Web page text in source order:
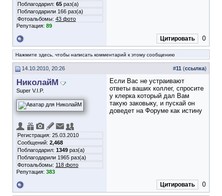
Поблагодарил: 65 раз(а)
Поблагодарили 166 раз(а)
Фотоальбомы: 43 фото
Репутация: 89
Цитировать 0
Нажмите здесь, чтобы написать комментарий к этому сообщению
14.10.2010, 20:26 #11 (ссылка)
НиколайМ
Super V.I.P.
Регистрация: 25.03.2010
Сообщений: 2,468
Поблагодарил: 1349 раз(а)
Поблагодарили 1965 раз(а)
Фотоальбомы: 118 фото
Репутация: 383
Если Вас не устраивают
ответы ваших коллег, спросите
у клерка который дал Вам
такую заковыку, и пускай он
доведет на Форуме как истину
Цитировать 0